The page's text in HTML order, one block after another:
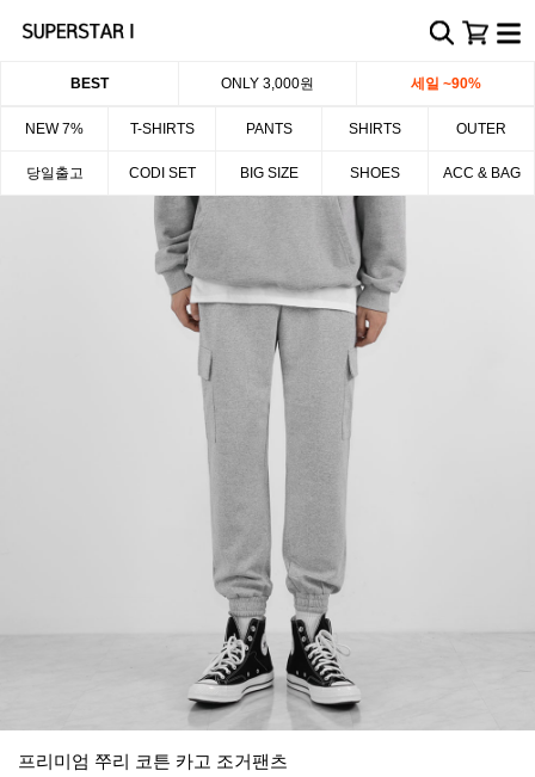
BEST ONLY 3,000원 세일 ~90%
NEW 7% T-SHIRTS PANTS SHIRTS OUTER
당일출고 CODI SET BIG SIZE SHOES ACC & BAG
프리미엄 쭈리 코튼 카고 조거팬츠